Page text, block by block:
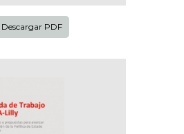
Descargar PDF